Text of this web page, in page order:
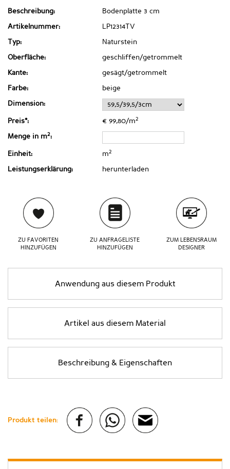
Beschreibung: Bodenplatte 3 cm
Artikelnummer: LP12314TV
Typ: Naturstein
Oberfläche: geschliffen/getrommelt
Kante: gesägt/getrommelt
Farbe: beige
Dimension:
Preis*: € 99,80/m2
Menge in m2:
Einheit: m2
Leistungserklärung: herunterladen
ZU FAVORITEN
HINZUFÜGEN
ZU ANFRAGELISTE
HINZUFÜGEN
ZUM LEBENSRAUM
DESIGNER
Anwendung aus diesem Produkt
Artikel aus diesem Material
Beschreibung & Eigenschaften
Produkt teilen: